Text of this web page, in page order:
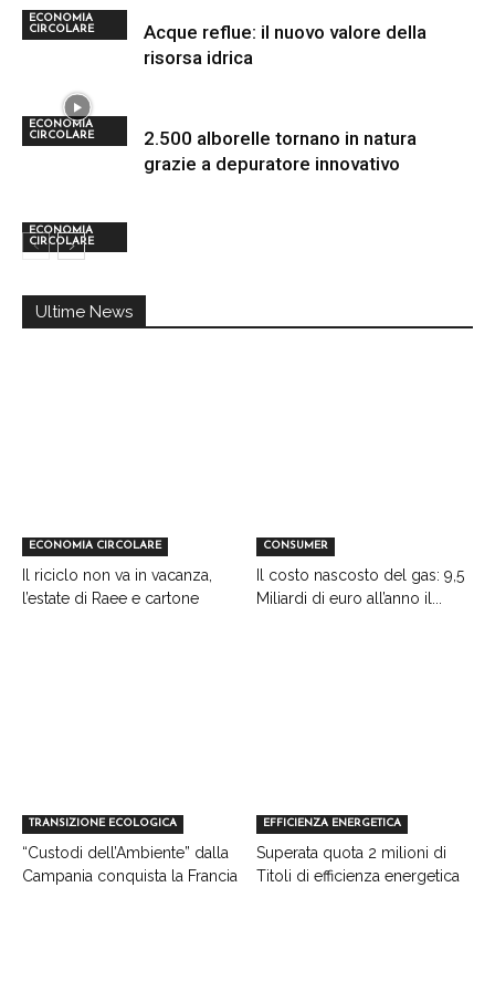
ECONOMIA
CIRCOLARE
ECONOMIA
CIRCOLARE
Acque reflue: il nuovo valore della
risorsa idrica
ECONOMIA
CIRCOLARE
2.500 alborelle tornano in natura
grazie a depuratore innovativo
Ultime News
ECONOMIA CIRCOLARE
Il riciclo non va in vacanza,
l’estate di Raee e cartone
CONSUMER
Il costo nascosto del gas: 9,5
Miliardi di euro all’anno il...
TRANSIZIONE ECOLOGICA
“Custodi dell’Ambiente” dalla
Campania conquista la Francia
EFFICIENZA ENERGETICA
Superata quota 2 milioni di
Titoli di efficienza energetica